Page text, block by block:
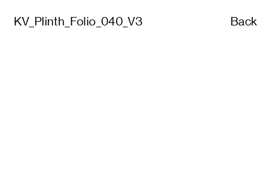
KV_Plinth_Folio_040_V3 Back